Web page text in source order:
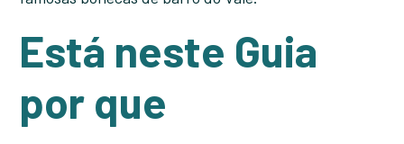
Está neste Guia
por que